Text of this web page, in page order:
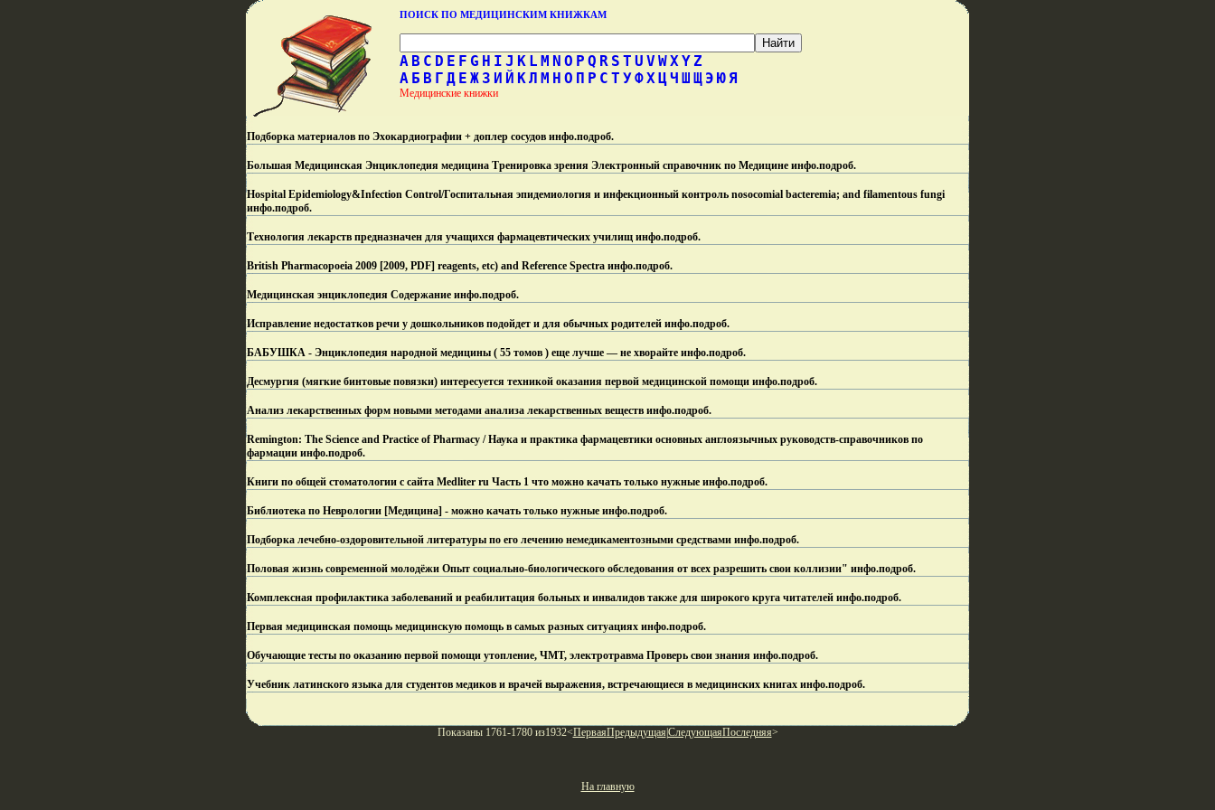
ПОИСК ПО МЕДИЦИНСКИМ КНИЖКАМ
A B C D E F G H I J K L M N O P Q R S T U V WXY Z
А Б В Г Д Е Ж З И Й КЛ М Н О П Р С Т УФХЦЧ Ш Щ Э ЮЯ
Медицинские книжки
Подборка материалов по Эхокардиографии + доплер сосудов инфо.подроб.
Большая Медицинская Энциклопедия медицина Тренировка зрения Электронный справочник по Медицине инфо.подроб.
Hospital Epidemiology&Infection Control/Госпитальная эпидемиология и инфекционный контроль nosocomial bacteremia; and filamentous fungi
инфо.подроб.
Технология лекарств предназначен для учащихся фармацевтических училищ инфо.подроб.
British Pharmacopoeia 2009 [2009, PDF] reagents, etc) and Reference Spectra инфо.подроб.
Медицинская энциклопедия Содержание инфо.подроб.
Исправление недостатков речи у дошкольников подойдет и для обычных родителей инфо.подроб.
БАБУШКА - Энциклопедия народной медицины ( 55 томов ) еще лучше — не хворайте инфо.подроб.
Десмургия (мягкие бинтовые повязки) интересуется техникой оказания первой медицинской помощи инфо.подроб.
Анализ лекарственных форм новыми методами анализа лекарственных веществ инфо.подроб.
Remington: The Science and Practice of Pharmacy / Наука и практика фармацевтики основных англоязычных руководств-справочников по
фармации инфо.подроб.
Книги по общей стоматологии с сайта Medliter ru Часть 1 что можно качать только нужные инфо.подроб.
Библиотека по Неврологии [Медицина] - можно качать только нужные инфо.подроб.
Подборка лечебно-оздоровительной литературы по его лечению немедикаментозными средствами инфо.подроб.
Половая жизнь современной молодёжи Опыт социально-биологического обследования от всех разрешить свои коллизии" инфо.подроб.
Комплексная профилактика заболеваний и реабилитация больных и инвалидов также для широкого круга читателей инфо.подроб.
Первая медицинская помощь медицинскую помощь в самых разных ситуациях инфо.подроб.
Обучающие тесты по оказанию первой помощи утопление, ЧМТ, электротравма Проверь свои знания инфо.подроб.
Учебник латинского языка для студентов медиков и врачей выражения, встречающиеся в медицинских книгах инфо.подроб.
Показаны 1761-1780 из1932<ПерваяПредыдущая СледующаяПоследняя>
На главную